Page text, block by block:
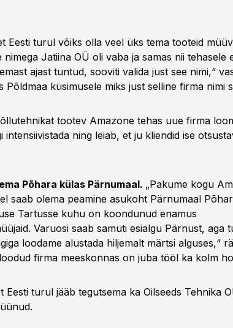
Eesti turul võiks olla veel üks tema tooteid
Jatiina OÜ oli vaba ja samas nii tehasele
ajast tuntud, sooviti valida just see nimi,“
Põldmaa küsimusele miks just selline firma nimi
tootev Amazone tehas uue firma
ning leiab, et ju kliendid ise
Põhara külas Pärnumaal. „Pakume kogu
saab olema peamine asukoht Pärnumaal
Tartusse kuhu on koondunud enamus
Varuosi saab samuti esialgu Pärnust, aga
loodame alustada hiljemalt märtsi alguses,“
firma meeskonnas on juba tööl ka kolm
Eesti turul jääb tegutsema ka Oilseeds Tehnika